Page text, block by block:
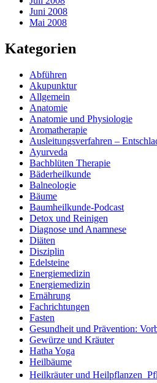
Juni 2008
Mai 2008
Kategorien
Abführen
Akupunktur
Allgemein
Anatomie
Anatomie und Physiologie
Aromatherapie
Ausleitungsverfahren –
Ayurveda
Bachblüten Therapie
Bäderheilkunde
Balneologie
Bäume
Baumheilkunde-Podcast
Detox und Reinigen
Diagnose und Anamnese
Diäten
Disziplin
Edelsteine
Energiemedizin
Energiemedizin
Ernährung
Fachrichtungen
Fasten
Gesundheit und Prävention:
Gewürze und Kräuter
Hatha Yoga
Heilbäume
Heilkräuter und Heilpflanzen 